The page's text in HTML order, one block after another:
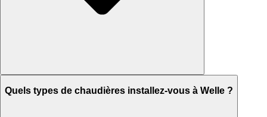
Quels types de chaudières installez-vous à Welle ?